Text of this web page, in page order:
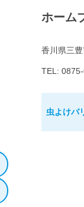
ホーム
香川県三
TEL:
虫よけバ